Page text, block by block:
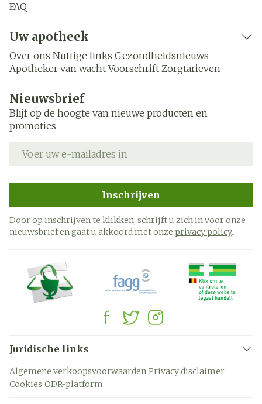
FAQ
Uw apotheek
Over ons Nuttige links Gezondheidsnieuws
Apotheker van wacht Voorschrift Zorgtarieven
Nieuwsbrief
Blijf op de hoogte van nieuwe producten en
promoties
Inschrijven
Door op inschrijven te klikken, schrijft u zich in voor onze
nieuwsbrief en gaat u akkoord met onze privacy policy.
Juridische links
Algemene verkoopsvoorwaarden Privacy disclaimer
Cookies ODR-platform